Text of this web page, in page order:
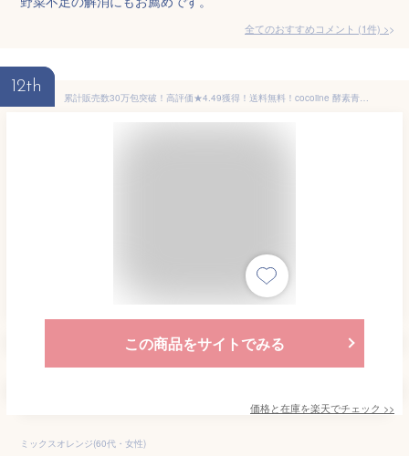
全てのおすすめコメント (1件) >
12th
累計販売数30万包突破！高評価★4.49獲得！送料無料！cocoiine 酵素青汁 青汁 酵素 まずはお試し 139種の酵素 ダイエット 国産 大葉若葉 置き換えダイエット 抹茶風味 送料無料
この商品をサイトでみる
価格と在庫を楽天でチェック >>
ミックスオレンジ(60代・女性)